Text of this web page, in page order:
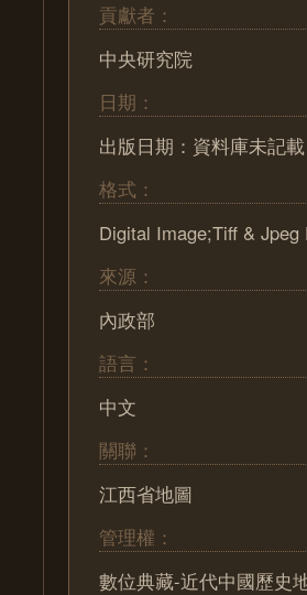
貢獻者：
中央研究院
日期：
出版日期：資料庫未記載
格式：
Digital Image;Tiff & Jpeg
來源：
內政部
語言：
中文
關聯：
江西省地圖
管理權：
數位典藏-近代中國歷史